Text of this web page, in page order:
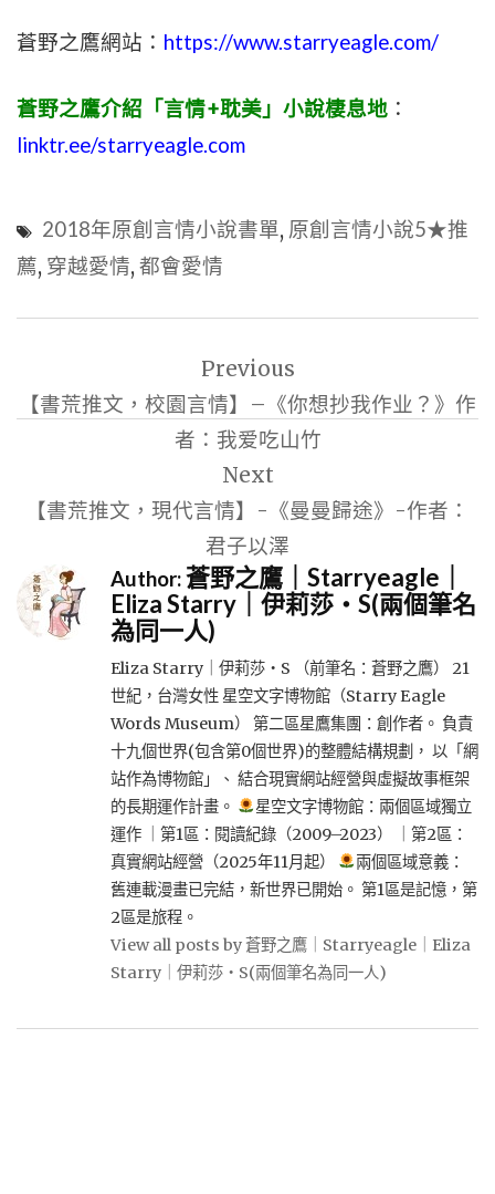
蒼野之鷹網站： https://www.starryeagle.com/
蒼野之鷹介紹「言情+耽美」小說棲息地 ：
linktr.ee/starryeagle.com
2018年原創言情小說書單, 原創言情小說5★推
薦, 穿越愛情, 都會愛情
導
Previous
【書荒推文，校園言情】–《你想抄我作业？》作
者：我爱吃山竹
Next
【書荒推文，現代言情】-《曼曼歸途》-作者：
君子以澤
Author:蒼野之鷹｜Starryeagle｜
Eliza Starry｜伊莉莎・S(兩個筆名
為同一人)
Eliza Starry｜伊莉莎・S （前筆名：蒼野之鷹） 21
世紀，台灣女性 星空文字博物館（Starry Eagle
Words Museum） 第二區星鷹集團：創作者。 負責
十九個世界(包含第0個世界)的整體結構規劃， 以「網
站作為博物館」、 結合現實網站經營與虛擬故事框架
的長期運作計畫。
星空文字博物館：兩個區域獨立
運作 ｜第1區：閱讀紀錄（2009–2023） ｜第2區：
真實網站經營（2025年11月起）
兩個區域意義：
舊連載漫畫已完結，新世界已開始。 第1區是記憶，第
2區是旅程。
View all posts by 蒼野之鷹｜Starryeagle｜Eliza
Starry｜伊莉莎・S(兩個筆名為同一人)